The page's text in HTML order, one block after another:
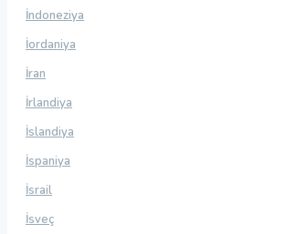
İndoneziya
İordaniya
İran
İrlandiya
İslandiya
İspaniya
İsrail
İsveç